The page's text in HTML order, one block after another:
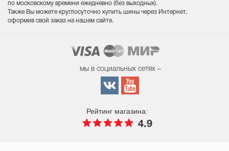
по московскому времени ежедневно (без выходных).
Также Вы можете круглосуточно купить шины через Интернет,
оформив свой заказ на нашем сайте.
мы в социальных сетях –
Рейтинг магазина:
4.9